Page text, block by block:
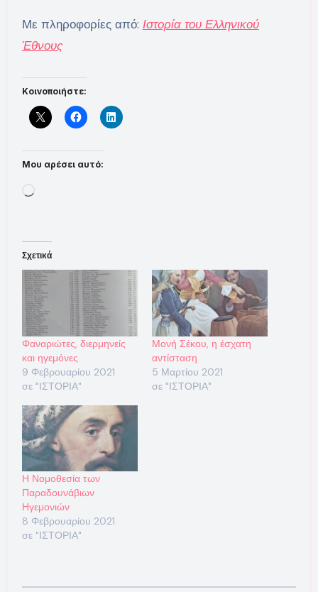
Με πληροφορίες από: Ιστορία του Ελληνικού
Έθνους
Κοινοποιήστε:
Μου αρέσει αυτό:
Loading…
Σχετικά
Φαναριώτες, διερμηνείς
και ηγεμόνες
9 Φεβρουαρίου 2021
σε "ΙΣΤΟΡΙΑ"
Μονή Σέκου, η έσχατη
αντίσταση
5 Μαρτίου 2021
σε "ΙΣΤΟΡΙΑ"
Η Νομοθεσία των
Παραδουνάβιων
Ηγεμονιών
8 Φεβρουαρίου 2021
σε "ΙΣΤΟΡΙΑ"